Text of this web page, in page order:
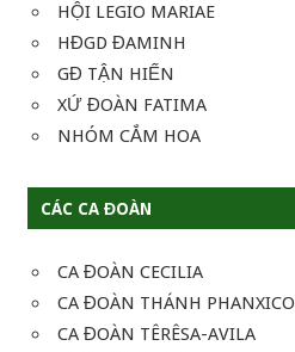
HỘI LEGIO MARIAE
HĐGD ĐAMINH
GĐ TẬN HIẾN
XỨ ĐOÀN FATIMA
NHÓM CẮM HOA
CÁC CA ĐOÀN
CA ĐOÀN CECILIA
CA ĐOÀN THÁNH PHANXICO
CA ĐOÀN TÊRÊSA-AVILA